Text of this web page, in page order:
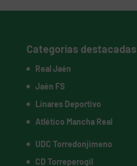
Categorías destacadas
Real Jaén
Jaén FS
Linares Deportivo
Atlético Mancha Real
UDC Torredonjimeno
CD Torreperogil